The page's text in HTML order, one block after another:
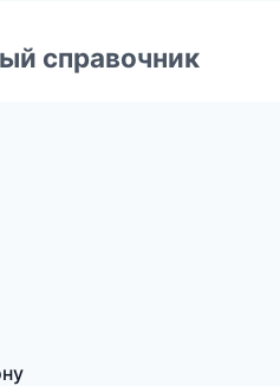
справочник